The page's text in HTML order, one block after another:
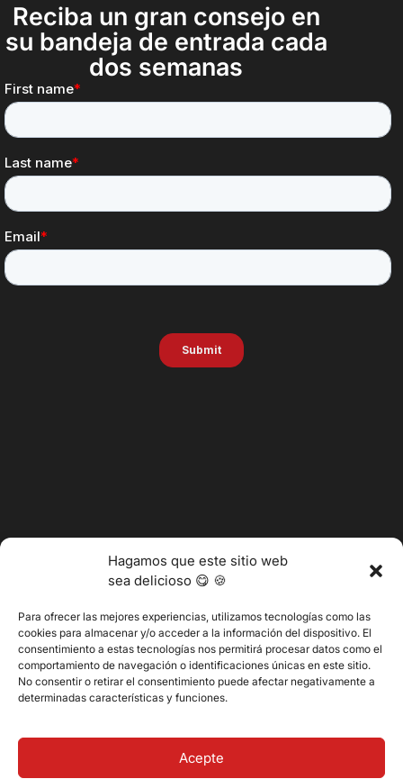
Hagamos que este sitio web
sea delicioso 😋 🍪
Para ofrecer las mejores experiencias, utilizamos tecnologías como las
cookies para almacenar y/o acceder a la información del dispositivo. El
consentimiento a estas tecnologías nos permitirá procesar datos como el
comportamiento de navegación o identificaciones únicas en este sitio.
No consentir o retirar el consentimiento puede afectar negativamente a
determinadas características y funciones.
Acepte
Reciba un gran consejo en
su bandeja de entrada cada
dos semanas
@2025 Vertitech. Todos los derechos reservados.
Política de privacidad